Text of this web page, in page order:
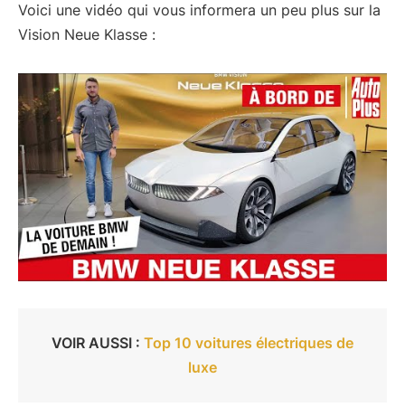
Voici une vidéo qui vous informera un peu plus sur la
Vision Neue Klasse :
VOIR AUSSI : Top 10 voitures électriques de
luxe